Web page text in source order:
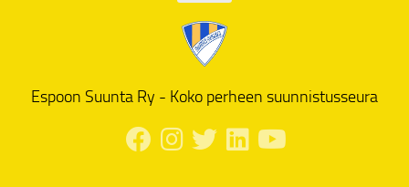
Espoon Suunta Ry - Koko perheen suunnistusseura